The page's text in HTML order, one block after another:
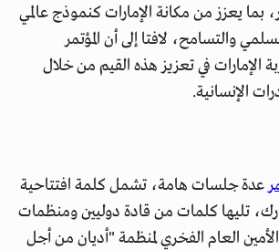
بما يعزز من مكانة الإمارات كنموذج عالمي
والتسامح، لافتا إلى أن المؤتمر
في تعزيز هذه القيم من خلال
الإنسانية.
عدة جلسات هامة، تشمل كلمة افتتاحية
تليها كلمات من قادة دوليين ومنظمات
العام الفخري لمنظمة "أديان من أجل